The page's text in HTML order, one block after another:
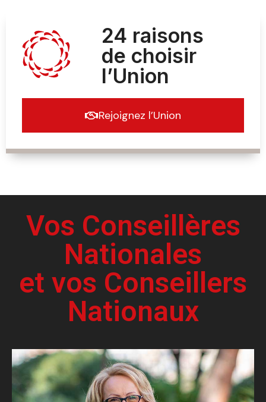
24 raisons
de choisir
l’Union
Rejoignez l’Union
Vos Conseillères
Nationales
et vos Conseillers
Nationaux